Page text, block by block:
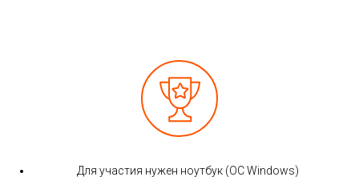
Для участия нужен ноутбук (ОС Windows)